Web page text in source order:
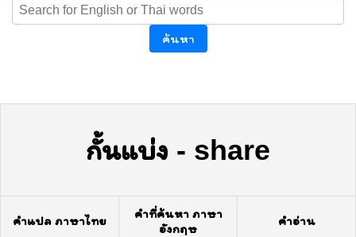
ค้นหา
กั้นแบ่ง - share
คำแปล ภาษาไทย
คำที่ค้นหา ภาษา
อังกฤษ
คำอ่าน